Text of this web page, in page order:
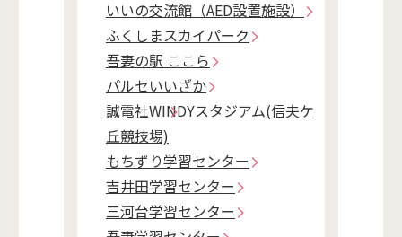
いいの交流館（AED設置施設）
ふくしまスカイパーク
吾妻の駅 ここら
パルセいいざか
誠電社WINDYスタジアム(信夫ケ
丘競技場)
もちずり学習センター
吉井田学習センター
三河台学習センター